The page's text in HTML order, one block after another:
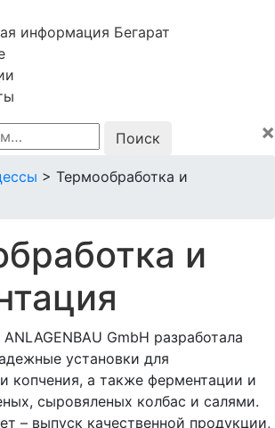
информация Бегарат
×
> Термообработка и
и
GmbH разработала
установки для
копчения, а также ферментации и
сыровяленых колбас и салями.
– выпуск качественной продукции,